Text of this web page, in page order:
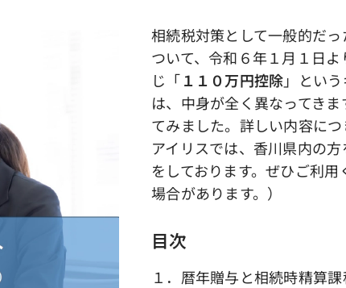
相続税対策として一般的だ
ついて、令和６年１月１日
じ「１１０万円控除」とい
は、中身が全く異なってき
てみました。詳しい内容に
アイリスでは、香川県内の
をしております。ぜひご利
場合があります。）
目次
１．暦年贈与と相続時精算